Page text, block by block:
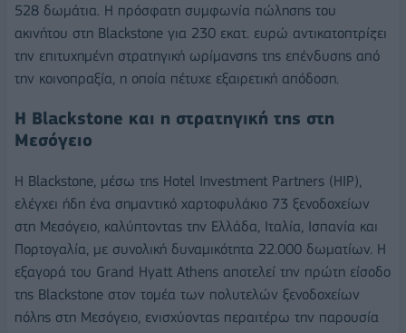
528 δωμάτια. Η πρόσφατη συμφωνία πώλησης του
ακινήτου στη Blackstone για 230 εκατ. ευρώ αντικατοπτρίζει
την επιτυχημένη στρατηγική ωρίμανσης της επένδυσης από
την κοινοπραξία, η οποία πέτυχε εξαιρετική απόδοση.
Η Blackstone και η στρατηγική της στη
Μεσόγειο
Η Blackstone, μέσω της Hotel Investment Partners (HIP),
ελέγχει ήδη ένα σημαντικό χαρτοφυλάκιο 73 ξενοδοχείων
στη Μεσόγειο, καλύπτοντας την Ελλάδα, Ιταλία, Ισπανία και
Πορτογαλία, με συνολική δυναμικότητα 22.000 δωματίων. Η
εξαγορά του Grand Hyatt Athens αποτελεί την πρώτη είσοδο
της Blackstone στον τομέα των πολυτελών ξενοδοχείων
πόλης στη Μεσόγειο, ενισχύοντας περαιτέρω την παρουσία